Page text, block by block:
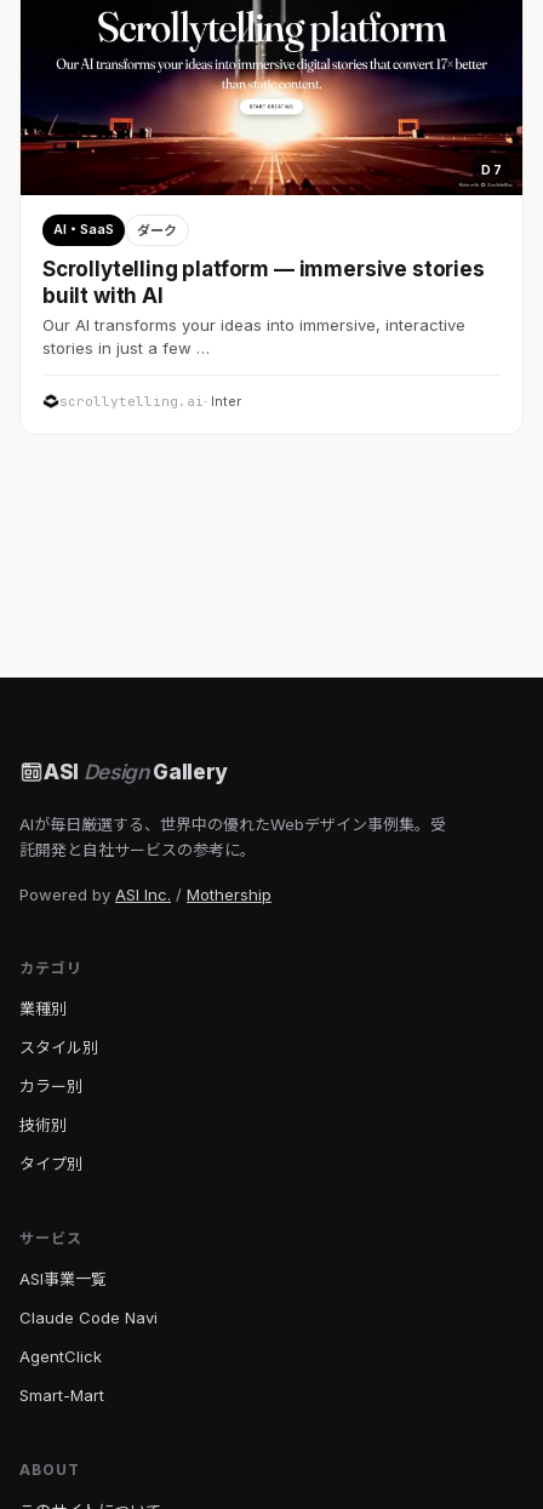
D 7
AI・SaaS ダーク
Scrollytelling platform — immersive stories
built with AI
Our AI transforms your ideas into immersive, interactive
stories in just a few …
scrollytelling.ai· Inter
ASI DesignGallery
AIが毎日厳選する、世界中の優れたWebデザイン事例集。受
託開発と自社サービスの参考に。
Powered by ASI Inc. / Mothership
カテゴリ
業種別
スタイル別
カラー別
技術別
タイプ別
サービス
ASI事業一覧
Claude Code Navi
AgentClick
Smart-Mart
ABOUT